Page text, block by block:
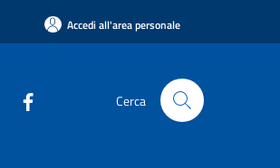
Accedi all'area personale
Cerca